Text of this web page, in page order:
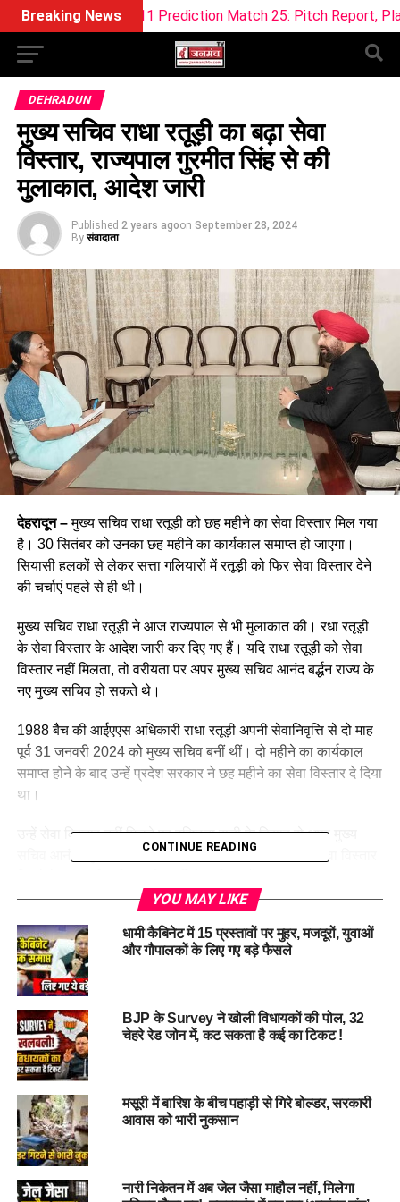
Breaking News
Prediction Match 25: Pitch Report, Playing 11 &
DEHRADUN
मुख्य सचिव राधा रतूड़ी का बढ़ा सेवा
विस्तार, राज्यपाल गुरमीत सिंह से की
मुलाकात, आदेश जारी
Published 2 years agoon September 28, 2024
By संवादाता
देहरादून –मुख्य सचिव राधा रतूड़ी को छह महीने का सेवा विस्तार मिल गया
है। 30 सितंबर को उनका छह महीने का कार्यकाल समाप्त हो जाएगा।
सियासी हलकों से लेकर सत्ता गलियारों में रतूड़ी को फिर सेवा विस्तार देने
की चर्चाएं पहले से ही थी।
मुख्य सचिव राधा रतूड़ी ने आज राज्यपाल से भी मुलाकात की। रधा रतूड़ी
के सेवा विस्तार के आदेश जारी कर दिए गए हैं। यदि राधा रतूड़ी को सेवा
विस्तार नहीं मिलता, तो वरीयता पर अपर मुख्य सचिव आनंद बर्द्धन राज्य के
नए मुख्य सचिव हो सकते थे।
1988 बैच की आईएएस अधिकारी राधा रतूड़ी अपनी सेवानिवृत्ति से दो माह
पूर्व 31 जनवरी 2024 को मुख्य सचिव बनीं थीं। दो महीने का कार्यकाल
समाप्त होने के बाद उन्हें प्रदेश सरकार ने छह महीने का सेवा विस्तार दे दिया
था।
उन्हें सेवा विस्तार नहीं मिलने पर वरिष्ठता सूची के हिसाब से अपर मुख्य
सचिव आनंद बर्द्धन उनकी जगह मिलने की भी चर्चा थी, लेकिन सेवा विस्तार
CONTINUE READING
YOU MAY LIKE
धामी कैबिनेट में 15 प्रस्तावों पर मुहर, मजदूरों, युवाओं
और गौपालकों के लिए गए बड़े फैसले
BJP के Survey ने खोली विधायकों की पोल, 32
चेहरे रेड जोन में, कट सकता है कई का टिकट !
मसूरी में बारिश के बीच पहाड़ी से गिरे बोल्डर, सरकारी
आवास को भारी नुकसान
नारी निकेतन में अब जेल जैसा माहौल नहीं, मिलेगा